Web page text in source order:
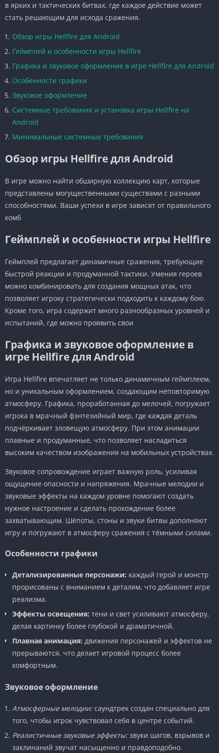
в ярких и тактических битвах, где каждое действие может
стать решающим для исхода сражения.
Обзор игры Hellfire для Android
Геймплей и особенности игры Hellfire
Графика и звуковое оформление в игре Hellfire для Android
Особенности графики
Звуковое оформление
Системные требования и установка игры Hellfire на
Android
Минимальные системные требования
Обзор игры Hellfire для Android
В игре можно найти обширную коллекцию карт, которые
представлены могущественными существами с разными
способностями. Ваши успехи в игре зависят от правильного
комб
Геймплей и особенности игры Hellfire
Геймплей предлагает динамичные сражения, требующие
быстрой реакции и продуманной тактики. Умения героев
можно комбинировать для создания мощных атак, что
позволяет игроку стратегически подходить к каждому бою.
Кроме того, игра содержит много разнообразных уровней и
испытаний, где можно проявить свои
Графика и звуковое оформление в
игре Hellfire для Android
Игра Hellfire впечатляет не только динамичным геймплеем,
но и уникальным оформлением, создающим неповторимую
атмосферу. Графика, проработанная до мелочей, погружает
игрока в мрачный фэнтезийный мир, где каждая деталь
подчёркивает зловещую атмосферу. При этом анимации
плавные и продуманные, что позволяет насладиться
высоким качеством изображения на мобильных устройствах.
Звуковое сопровождение играет важную роль, усиливая
ощущение опасности и напряжения. Мрачные мелодии и
звуковые эффекты на каждом уровне помогают создать
нужное настроение и сделать прохождение более
захватывающим. Шёпоты, стоны и звуки битвы дополняют
игру и погружают в атмосферу сражения с тёмными силами.
Особенности графики
Детализированные персонажи: каждый герой и монстр
прорисованы с вниманием к деталям, что добавляет игре
реализма.
Эффекты освещения: тени и свет усиливают атмосферу,
делая картинку более глубокой и драматичной.
Плавная анимация: движения персонажей и эффектов не
прерываются, что делает игровой процесс более
комфортным.
Звуковое оформление
Атмосферные мелодии:саундтрек создан специально для
того, чтобы игрок чувствовал себя в центре событий.
Реалистичные звуковые эффекты:звуки шагов, взрывов и
заклинаний звучат насыщенно и правдоподобно.